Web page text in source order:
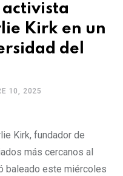
Kirk en un
del
10, 2025
Kirk, fundador de
más cercanos al
baleado este miércoles